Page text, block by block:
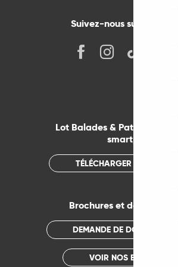
Suivez-nous sur les
Lot Balades & Patrimoines
smartphone
TÉLÉCHARGER
Brochures et
DEMANDE DE
VOIR NOS BROCHURES